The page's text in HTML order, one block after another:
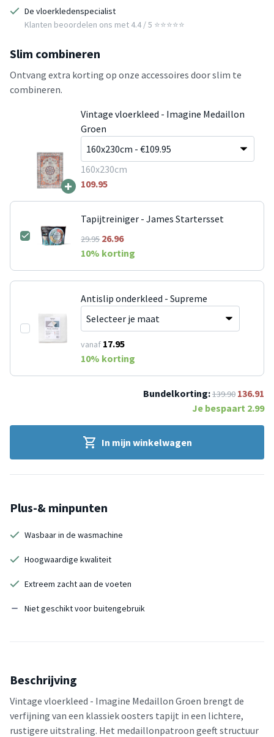
De vloerkledenspecialist
Klanten beoordelen ons met 4.4 / 5 ⭐⭐⭐⭐⭐
Slim combineren
Ontvang extra korting op onze accessoires door slim te
combineren.
+
Vintage vloerkleed - Imagine Medaillon
Groen
160x230cm
109.95
Tapijtreiniger - James Startersset
29.9526.96
10% korting
Antislip onderkleed - Supreme
vanaf 17.95
10% korting
Bundelkorting:139.90 136.91
Je bespaart 2.99
In mijn winkelwagen
Plus-& minpunten
Wasbaar in de wasmachine
Hoogwaardige kwaliteit
Extreem zacht aan de voeten
Niet geschikt voor buitengebruik
Beschrijving
Vintage vloerkleed - Imagine Medaillon Groen brengt de
verfijning van een klassiek oosters tapijt in een lichtere,
rustigere uitstraling. Het medaillonpatroon geeft structuur